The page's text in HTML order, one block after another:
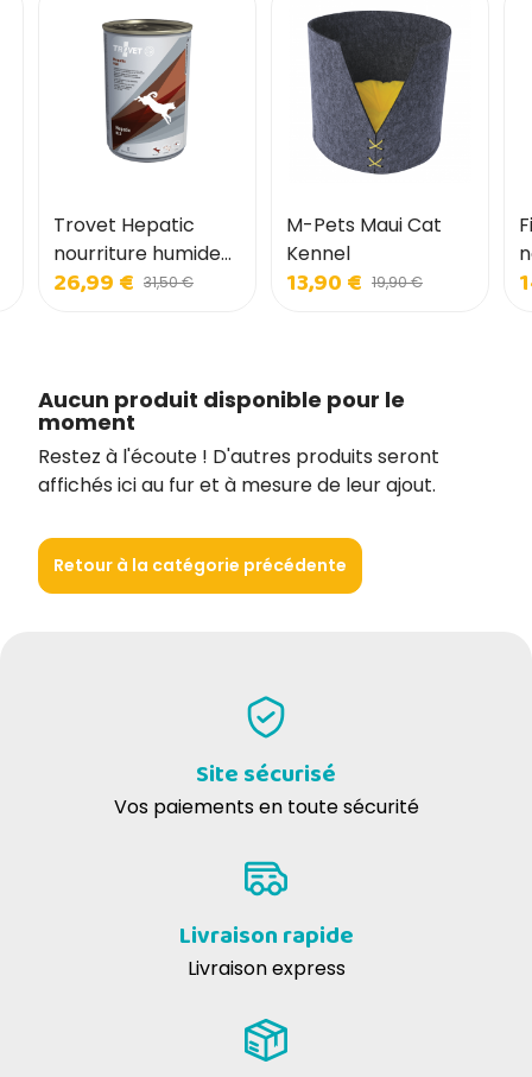
Trovet Hepatic
nourriture humide
pour chiens
26,99 € 31,50 €
M-Pets Maui Cat
Kennel
13,90 € 19,90 €
Aucun produit disponible pour le
moment
Restez à l'écoute ! D'autres produits seront
affichés ici au fur et à mesure de leur ajout.
Retour à la catégorie précédente
Site sécurisé
Vos paiements en toute sécurité
Livraison rapide
Livraison express